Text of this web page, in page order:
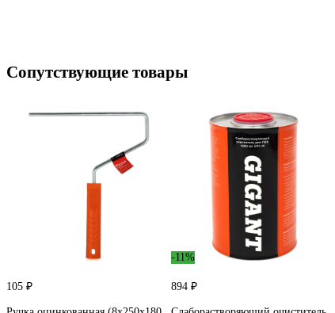
Сопутствующие товары
105 ₽
-11%
894 ₽